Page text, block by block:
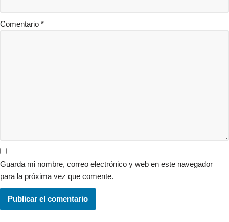
Comentario *
Guarda mi nombre, correo electrónico y web en este navegador
para la próxima vez que comente.